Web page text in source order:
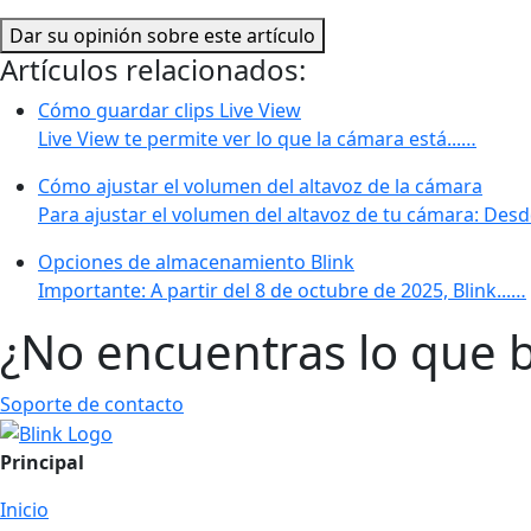
Dar su opinión sobre este artículo
Artículos relacionados:
Cómo guardar clips Live View
Live View te permite ver lo que la cámara está...…
Cómo ajustar el volumen del altavoz de la cámara
Para ajustar el volumen del altavoz de tu cámara:
Opciones de almacenamiento Blink
Importante: A partir del 8 de octubre de 2025, Blink...…
¿No encuentras lo que
Soporte de contacto
Principal
Inicio